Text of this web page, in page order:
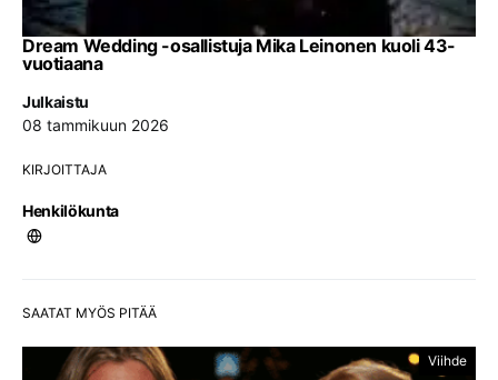
Dream Wedding -osallistuja Mika Leinonen kuoli 43-
vuotiaana
Julkaistu
08 tammikuun 2026
KIRJOITTAJA
Henkilökunta
SAATAT MYÖS PITÄÄ
Viihde